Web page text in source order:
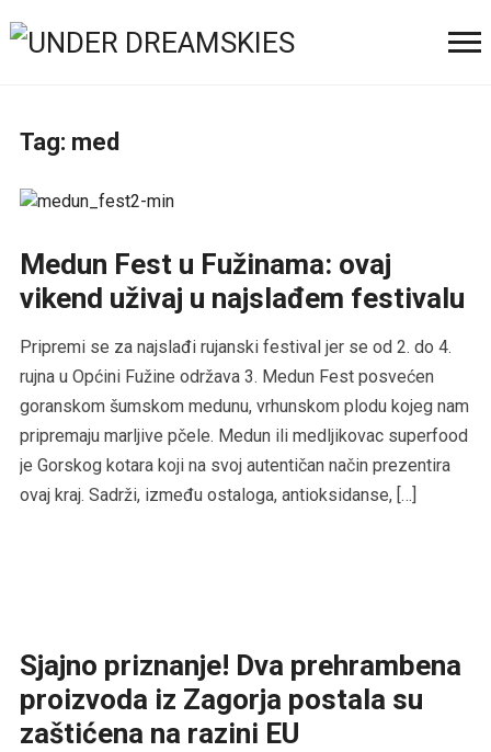
Tag: med
Medun Fest u Fužinama: ovaj
vikend uživaj u najslađem festivalu
Pripremi se za najslađi rujanski festival jer se od 2. do 4.
rujna u Općini Fužine održava 3. Medun Fest posvećen
goranskom šumskom medunu, vrhunskom plodu kojeg nam
pripremaju marljive pčele. Medun ili medljikovac superfood
je Gorskog kotara koji na svoj autentičan način prezentira
ovaj kraj. Sadrži, između ostaloga, antioksidanse, […]
Sjajno priznanje! Dva prehrambena
proizvoda iz Zagorja postala su
zaštićena na razini EU